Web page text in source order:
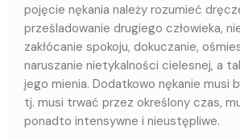
pojęcie nękania należy rozumieć
prześladowanie drugiego człowieka,
zakłócanie spokoju, dokuczanie,
naruszanie nietykalności cielesnej, a
jego mienia. Dodatkowo nękanie musi
tj. musi trwać przez określony czas,
ponadto intensywne i nieustępliwe.